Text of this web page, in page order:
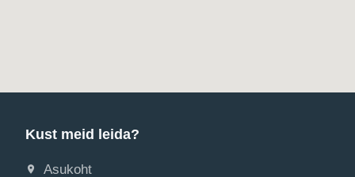
Kust meid leida?
Asukoht